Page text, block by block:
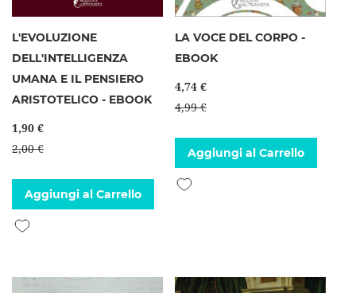
L'EVOLUZIONE
DELL'INTELLIGENZA
UMANA E IL PENSIERO
ARISTOTELICO - EBOOK
1,90 €
2,00 €
Aggiungi al Carrello
Aggiungi alla lista desideri
LA VOCE DEL CORPO -
EBOOK
4,74 €
4,99 €
Aggiungi al Carrello
Aggiungi alla lista desideri